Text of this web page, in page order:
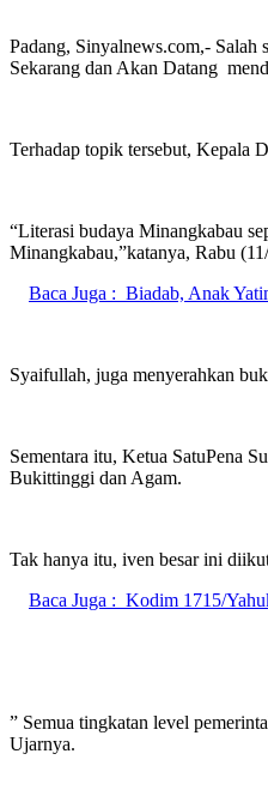
Padang, Sinyalnews.com,-
Sekarang dan Akan Datang
Terhadap topik tersebut, Kepala
“Literasi budaya Minangkabau
Minangkabau,”katanya, Rabu
Baca Juga : Biadab, Anak
Syaifullah, juga menyerahkan
Sementara itu, Ketua SatuPena
Bukittinggi dan Agam.
Tak hanya itu, iven besar ini
Baca Juga : Kodim 1715/
” Semua tingkatan level
Ujarnya.